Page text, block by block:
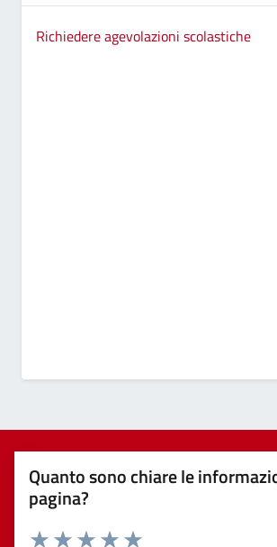
Richiedere agevolazioni scolastiche
Quanto sono chiare le
pagina?